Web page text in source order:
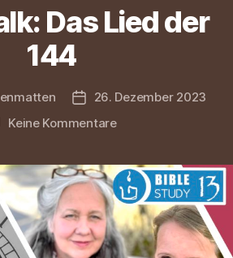
Das Lied der
144
Beitragsdatum
26. Dezember 2023
Keine Kommentarezu
Das
Lied
der
144